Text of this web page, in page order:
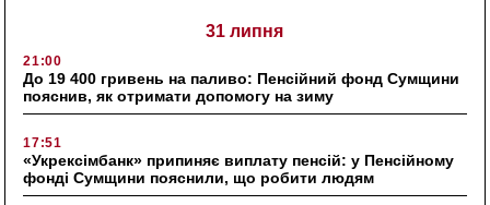
31 липня
21:00
До 19 400 гривень на паливо: Пенсійний фонд Сумщини
пояснив, як отримати допомогу на зиму
17:51
«Укрексімбанк» припиняє виплату пенсій: у Пенсійному
фонді Сумщини пояснили, що робити людям